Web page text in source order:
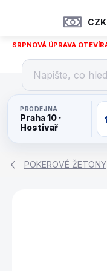
CZK
PRODEJNA
Praha 10 ·
Hostivař
POKEROVÉ ŽETONY